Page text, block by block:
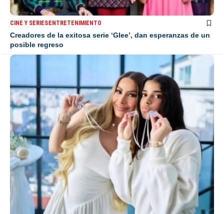
CINE Y SERIESENTRETENIMIENTO
Creadores de la exitosa serie ‘Glee’, dan esperanzas de un
posible regreso